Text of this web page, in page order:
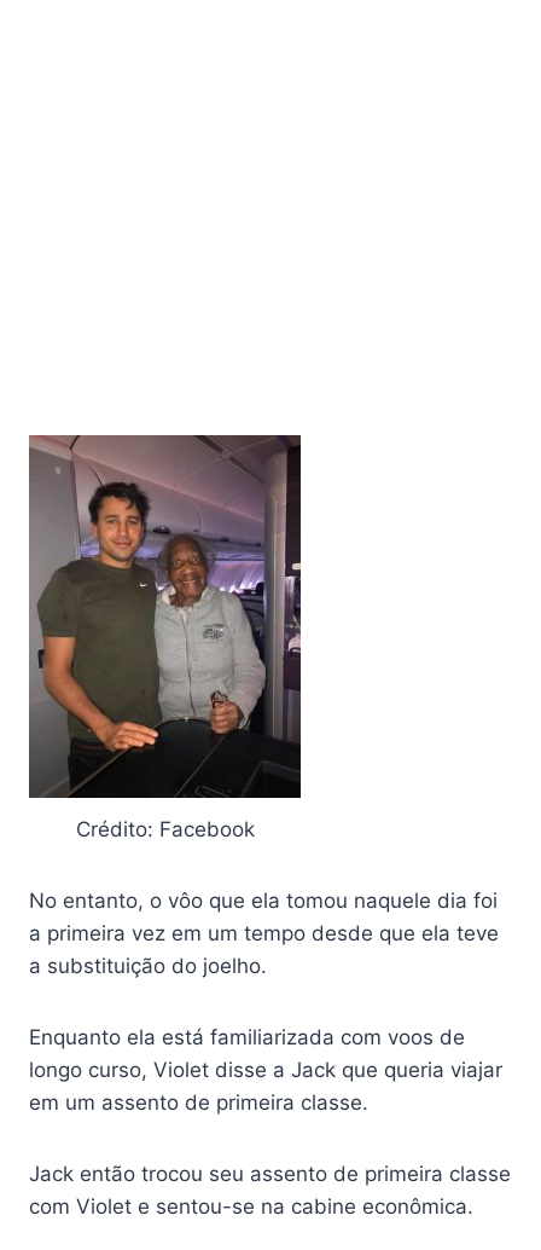
Crédito: Facebook
No entanto, o vôo que ela tomou naquele dia foi
a primeira vez em um tempo desde que ela teve
a substituição do joelho.
Enquanto ela está familiarizada com voos de
longo curso, Violet disse a Jack que queria viajar
em um assento de primeira classe.
Jack então trocou seu assento de primeira classe
com Violet e sentou-se na cabine econômica.